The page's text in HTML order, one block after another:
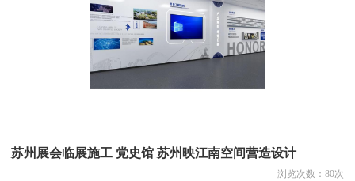
苏州展会临展施工 党史馆 苏州映江南空间营造设计
浏览次数： 80次